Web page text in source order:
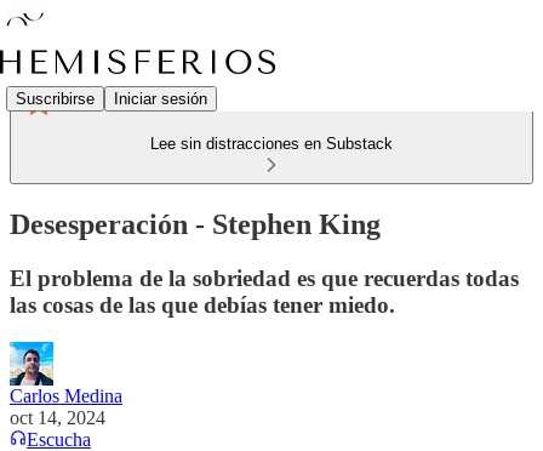
Suscribirse Iniciar sesión
Lee sin distracciones en Substack
Desesperación - Stephen King
El problema de la sobriedad es que recuerdas todas
las cosas de las que debías tener miedo.
Carlos Medina
oct 14, 2024
Escucha